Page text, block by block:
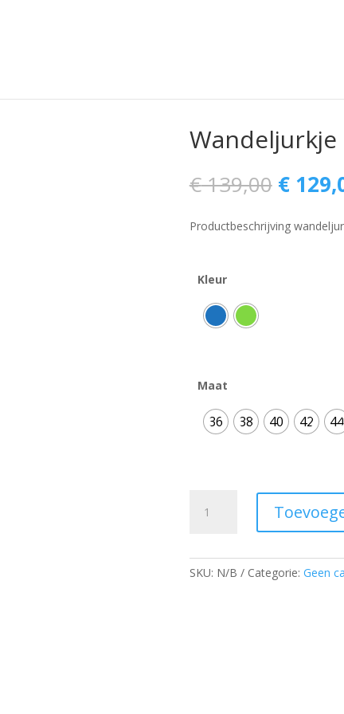
Wandeljurkje
€139,00
prijs
was:
€
€
Productbeschrijving
Kleur
Maat
36 38 40 42 44
aantal
SKU: N/B Categorie: Geen